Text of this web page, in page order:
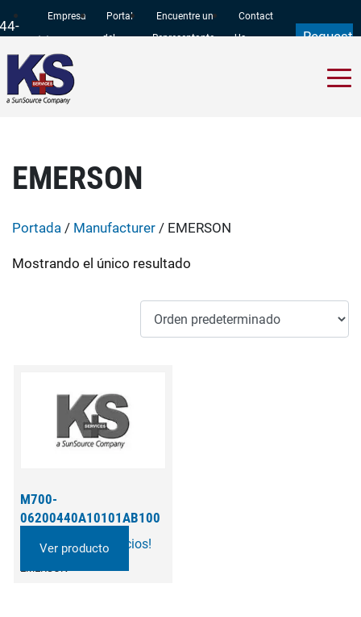
Empresa
Portal
del
Encuentre un
Representante
Contact
Us
Request
EMERSON
Portada / Manufacturer / EMERSON
Mostrando el único resultado
M700-
06200440A10101AB100
¡Llame para precios!
EMERSON
Ver producto